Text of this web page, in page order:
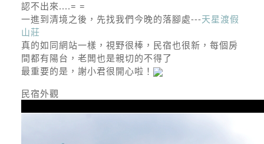
認不出來....= =
一進到清境之後，先找我們今晚的落腳處---天星渡假
山莊
真的如同網站一樣，視野很棒，民宿也很新，每個房
間都有陽台，老闆也是親切的不得了
最重要的是，謝小君很開心啦！
民宿外觀